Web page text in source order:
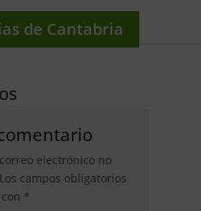
de Cantabria
electrónico no
Los campos obligatorios
*